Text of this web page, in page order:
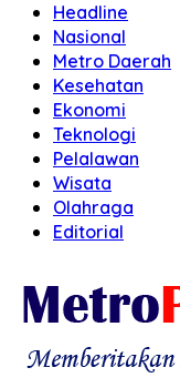
Headline
Nasional
Metro Daerah
Kesehatan
Ekonomi
Teknologi
Pelalawan
Wisata
Olahraga
Editorial